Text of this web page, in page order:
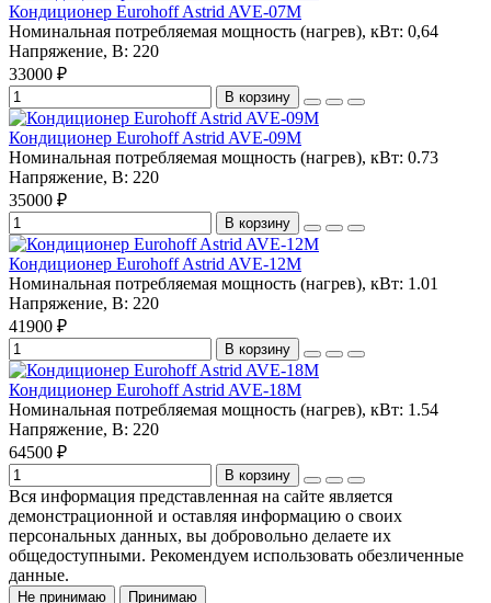
Кондиционер Eurohoff Astrid AVE-07M
Номинальная потребляемая мощность (нагрев), кВт: 0,64
Напряжение, В: 220
33000 ₽
В корзину
Кондиционер Eurohoff Astrid AVE-09M
Номинальная потребляемая мощность (нагрев), кВт: 0.73
Напряжение, В: 220
35000 ₽
В корзину
Кондиционер Eurohoff Astrid AVE-12M
Номинальная потребляемая мощность (нагрев), кВт: 1.01
Напряжение, В: 220
41900 ₽
В корзину
Кондиционер Eurohoff Astrid AVE-18M
Номинальная потребляемая мощность (нагрев), кВт: 1.54
Напряжение, В: 220
64500 ₽
В корзину
Вся информация представленная на сайте является
демонстрационной и оставляя информацию о своих
персональных данных, вы добровольно делаете их
общедоступными. Рекомендуем использовать обезличенные
данные.
Не принимаю Принимаю